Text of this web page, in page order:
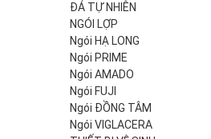
ĐÁ TỰ NHIÊN
NGÓI LỢP
Ngói HẠ LONG
Ngói PRIME
Ngói AMADO
Ngói FUJI
Ngói ĐỒNG TÂM
Ngói VIGLACERA